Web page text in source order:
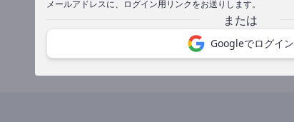
メールアドレスに、ログイン用リンクをお送りします。
Googleでログイン
書き手になる